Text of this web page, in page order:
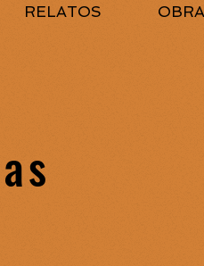
RELATOS